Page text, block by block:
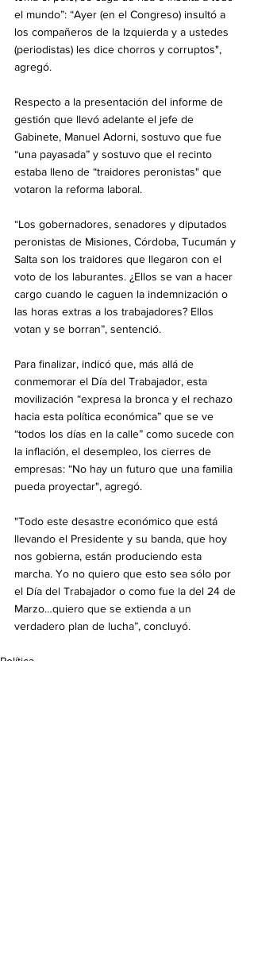
el mundo”: “Ayer (en el Congreso) insultó a
los compañeros de la Izquierda y a ustedes
(periodistas) les dice chorros y corruptos",
agregó.
Respecto a la presentación del informe de
gestión que llevó adelante el jefe de
Gabinete, Manuel Adorni, sostuvo que fue
“una payasada” y sostuvo que el recinto
estaba lleno de “traidores peronistas" que
votaron la reforma laboral.
“Los gobernadores, senadores y diputados
peronistas de Misiones, Córdoba, Tucumán y
Salta son los traidores que llegaron con el
voto de los laburantes. ¿Ellos se van a hacer
cargo cuando le caguen la indemnización o
las horas extras a los trabajadores? Ellos
votan y se borran”, sentenció.
Para finalizar, indicó que, más allá de
conmemorar el Día del Trabajador, esta
movilización “expresa la bronca y el rechazo
hacia esta política económica” que se ve
“todos los días en la calle” como sucede con
la inflación, el desempleo, los cierres de
empresas: “No hay un futuro que una familia
pueda proyectar", agregó.
"Todo este desastre económico que está
llevando el Presidente y su banda, que hoy
nos gobierna, están produciendo esta
marcha. Yo no quiero que esto sea sólo por
el Día del Trabajador o como fue la del 24 de
Marzo…quiero que se extienda a un
verdadero plan de lucha”, concluyó.
Política